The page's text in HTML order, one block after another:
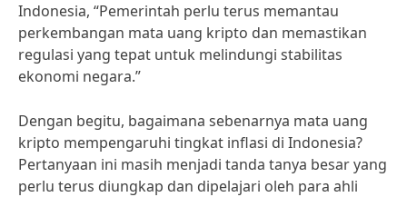
Indonesia, “Pemerintah perlu terus memantau
perkembangan mata uang kripto dan memastikan
regulasi yang tepat untuk melindungi stabilitas
ekonomi negara.”
Dengan begitu, bagaimana sebenarnya mata uang
kripto mempengaruhi tingkat inflasi di Indonesia?
Pertanyaan ini masih menjadi tanda tanya besar yang
perlu terus diungkap dan dipelajari oleh para ahli